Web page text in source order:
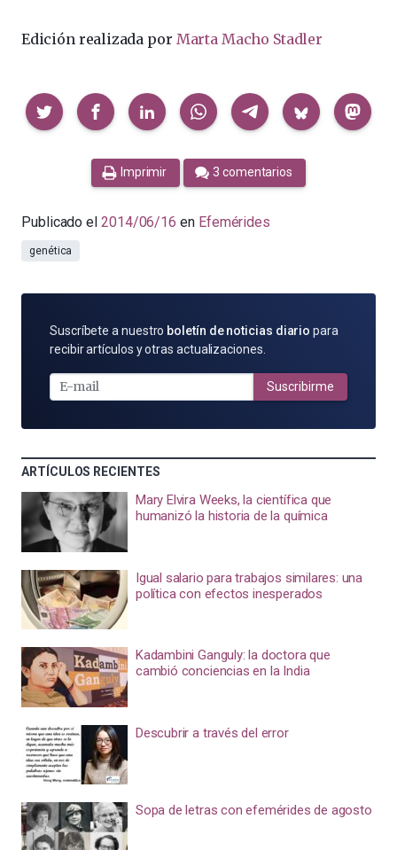
Edición realizada por Marta Macho Stadler
Compartir
Imprimir 3 comentarios
Publicado el 2014/06/16 en Efemérides
genética
SUSCRÍBETE
POR
MAIL
Suscríbete a nuestro boletín de noticias diario para
recibir artículos y otras actualizaciones.
Suscribirme
ARTÍCULOS RECIENTES
Mary Elvira Weeks, la científica que
humanizó la historia de la química
Igual salario para trabajos similares: una
política con efectos inesperados
Kadambini Ganguly: la doctora que
cambió conciencias en la India
Descubrir a través del error
Sopa de letras con efemérides de agosto